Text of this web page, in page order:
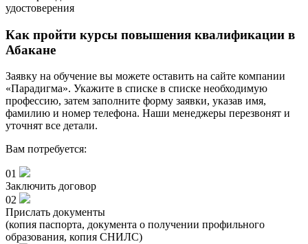
удостоверения
Как пройти курсы повышения квалификации в
Абакане
Заявку на обучение вы можете оставить на сайте компании
«Парадигма». Укажите в списке в списке необходимую
профессию, затем заполните форму заявки, указав имя,
фамилию и номер телефона. Наши менеджеры перезвонят и
уточнят все детали.
Вам потребуется:
01
Заключить договор
02
Прислать документы
(копия паспорта, документа о получении профильного
образования, копия СНИЛС)